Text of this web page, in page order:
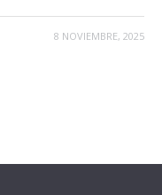
8 NOVIEMBRE, 2025